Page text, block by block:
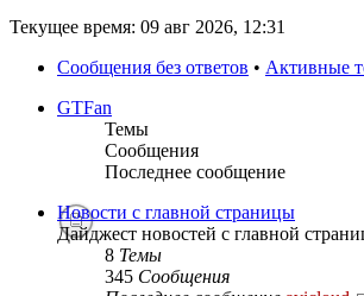
Текущее время: 09 авг 2026, 12:31
Сообщения без ответов • Активные
GTFan
Темы
Сообщения
Последнее сообщение
Новости с главной страницы
Дайджест новостей с главной
8 Темы
345 Сообщения